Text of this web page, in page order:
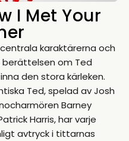
I Met Your
karaktärerna och
berättelsen om Ted
den stora kärleken.
Ted, spelad av Josh
Barney
Harris, har varje
avtryck i tittarnas